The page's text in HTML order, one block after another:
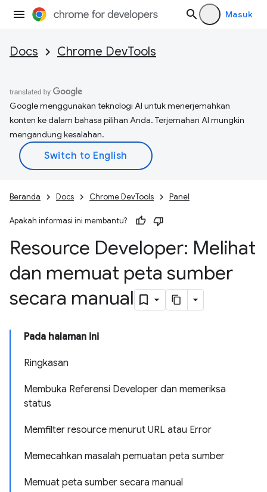
Masuk
Docs Chrome DevTools
Google menggunakan teknologi AI untuk menerjemahkan
konten ke dalam bahasa pilihan Anda. Terjemahan AI mungkin
mengandung kesalahan.
Beranda Docs Chrome DevTools Panel
Apakah informasi ini membantu?
Resource Developer: Melihat
dan memuat peta sumber
secara manual
Pada halaman ini
Ringkasan
Membuka Referensi Developer dan memeriksa
status
Memfilter resource menurut URL atau Error
Memecahkan masalah pemuatan peta sumber
Memuat peta sumber secara manual